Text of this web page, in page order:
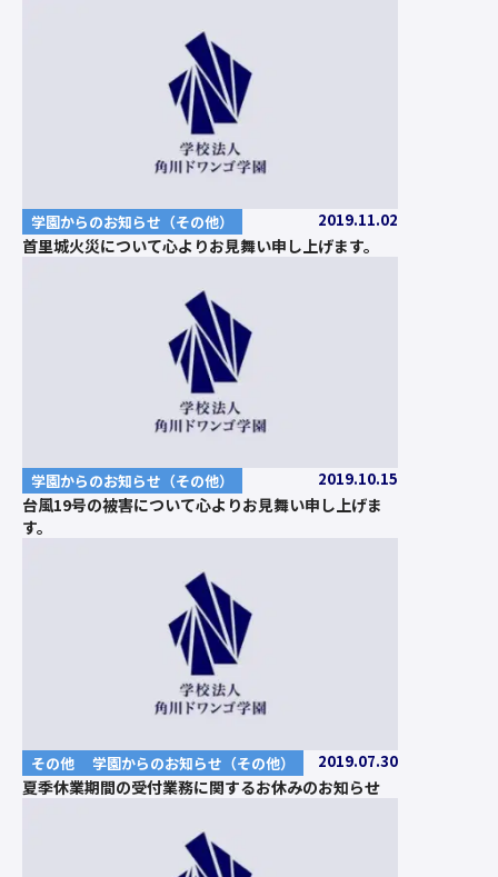
学園からのお知らせ（その他） 2019.11.02
首里城火災について心よりお見舞い申し上げます。
学園からのお知らせ（その他） 2019.10.15
台風19号の被害について心よりお見舞い申し上げま
す。
その他 学園からのお知らせ（その他） 2019.07.30
夏季休業期間の受付業務に関するお休みのお知らせ